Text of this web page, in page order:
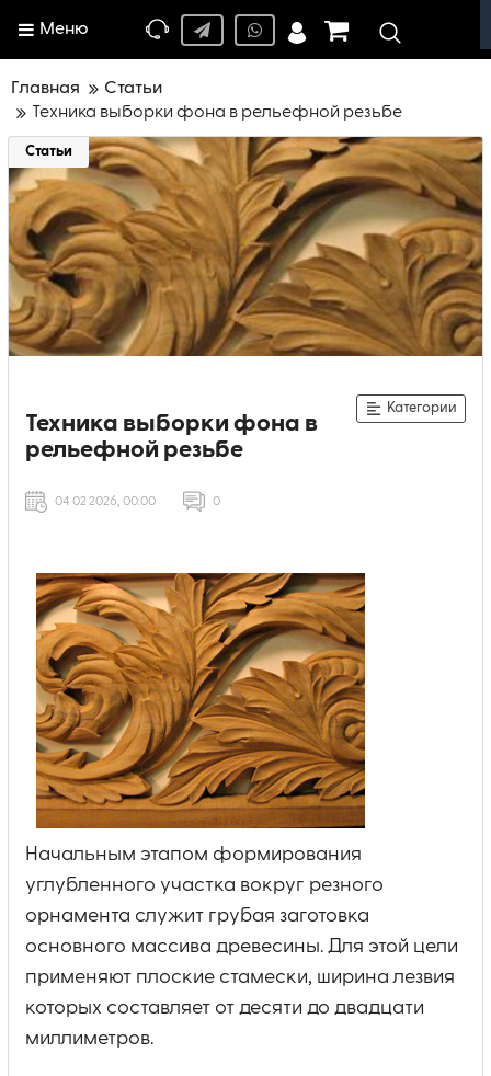
Меню
Главная
Статьи
Техника выборки фона в рельефной резьбе
Статьи
Техника выборки фона в
рельефной резьбе
Категории
04 02 2026, 00:00 0
Начальным этапом формирования
углубленного участка вокруг резного
орнамента служит грубая заготовка
основного массива древесины. Для этой цели
применяют плоские стамески, ширина лезвия
которых составляет от десяти до двадцати
миллиметров.